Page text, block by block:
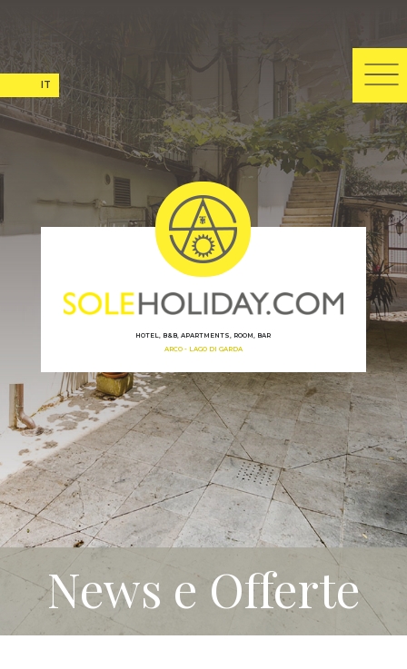
IT EN
HOTEL, B&B, APARTMENTS, ROOM, BAR
ARCO - LAGO DI GARDA
News e Offerte